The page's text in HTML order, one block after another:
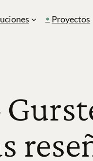
Proyectos